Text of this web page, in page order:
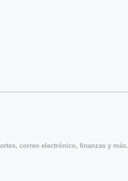
correo electrónico, finanzas y más.